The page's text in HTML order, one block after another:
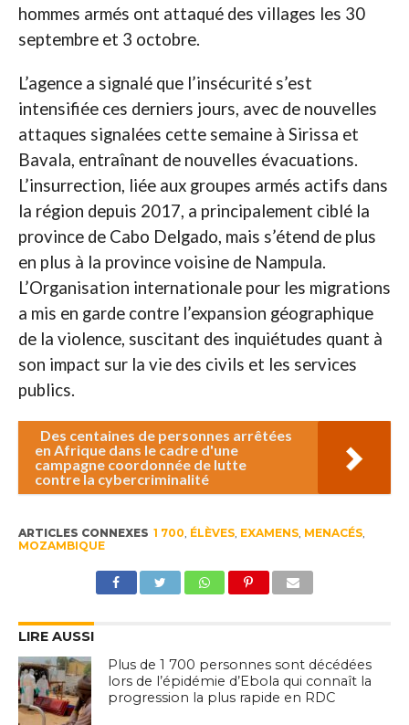
hommes armés ont attaqué des villages les 30
septembre et 3 octobre.
L’agence a signalé que l’insécurité s’est
intensifiée ces derniers jours, avec de nouvelles
attaques signalées cette semaine à Sirissa et
Bavala, entraînant de nouvelles évacuations.
L’insurrection, liée aux groupes armés actifs dans
la région depuis 2017, a principalement ciblé la
province de Cabo Delgado, mais s’étend de plus
en plus à la province voisine de Nampula.
L’Organisation internationale pour les migrations
a mis en garde contre l’expansion géographique
de la violence, suscitant des inquiétudes quant à
son impact sur la vie des civils et les services
publics.
Des centaines de personnes arrêtées
en Afrique dans le cadre d'une
campagne coordonnée de lutte
contre la cybercriminalité
ARTICLES CONNEXES 1 700, ÉLÈVES, EXAMENS, MENACÉS,
MOZAMBIQUE
LIRE AUSSI
Plus de 1 700 personnes sont décédées
lors de l’épidémie d’Ebola qui connaît la
progression la plus rapide en RDC